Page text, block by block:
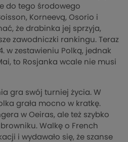
do tego środowego
Korneevą, Osorio i
że drabinka jej sprzyja,
zawodniczki rankingu. Teraz
w zestawieniu Polką, jednak
to Rosjanka wcale nie musi
gra swój turniej życia. W
grała mocno w kratkę.
w Oeiras, ale też szybko
Walkę o French
i wydawało się, że szanse